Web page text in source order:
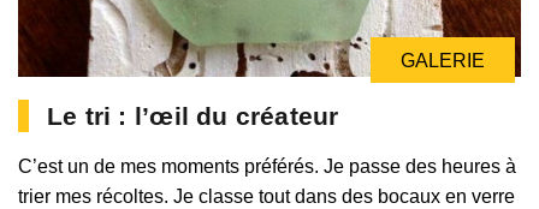
GALERIE
Le tri : l’œil du créateur
C’est un de mes moments préférés. Je passe des heures à
trier mes récoltes. Je classe tout dans des bocaux en verre